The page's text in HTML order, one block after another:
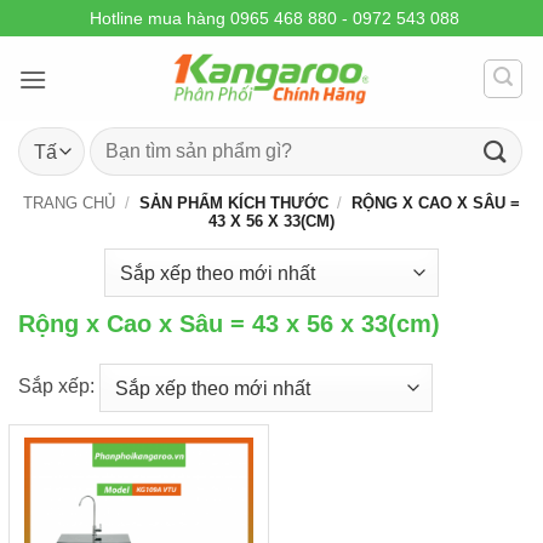
content
Hotline mua hàng 0965 468 880 - 0972 543 088
Tìm
kiếm:
TRANG CHỦ / SẢN PHẨM KÍCH THƯỚC /
RỘNG X CAO X SÂU =
43 X 56 X 33(CM)
Rộng x Cao x Sâu = 43 x 56 x 33(cm)
Sắp xếp: